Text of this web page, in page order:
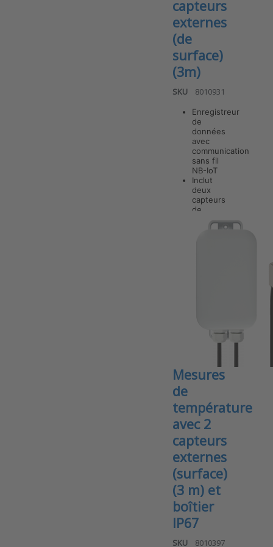
capteurs
externes
(de
surface)
(3m)
SKU 8010931
Enregistreur
de
données
avec
communication
sans fil
NB-IoT
Inclut
deux
capteurs
de
Press ENTER
for more
options to
ANB-2TEX-
3M-S1 v7
Enregistreur
de données
Mesures de
NB-IoT
Mesures
de
température
avec 2
capteurs
externes
(surface)
(3 m) et
boîtier
IP67
SKU 8010397